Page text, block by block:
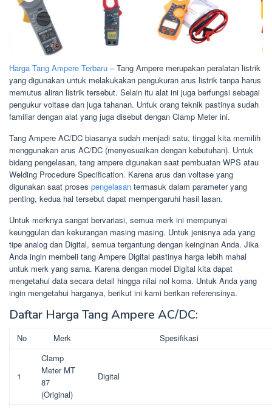
Harga Tang Ampere Terbaru – Tang Ampere merupakan peralatan listrik
yang digunakan untuk melakukakan pengukuran arus listrik tanpa harus
memutus aliran listrik tersebut. Selain itu alat ini juga berfungsi sebagai
pengukur voltase dan juga tahanan. Untuk orang teknik pastinya sudah
familiar dengan alat yang juga disebut dengan Clamp Meter ini.
Tang Ampere AC/DC biasanya sudah menjadi satu, tinggal kita memilih
menggunakan arus AC/DC (menyesuaikan dengan kebutuhan). Untuk
bidang pengelasan, tang ampere digunakan saat pembuatan WPS atau
Welding Procedure Specification. Karena arus dan voltase yang
digunakan saat proses pengelasan termasuk dalam parameter yang
penting, kedua hal tersebut dapat mempengaruhi hasil lasan.
Untuk merknya sangat bervariasi, semua merk ini mempunyai
keunggulan dan kekurangan masing masing. Untuk jenisnya ada yang
tipe analog dan Digital, semua tergantung dengan keinginan Anda. Jika
Anda ingin membeli tang Ampere Digital pastinya harga lebih mahal
untuk merk yang sama. Karena dengan model Digital kita dapat
mengetahui data secara detail hingga nilai nol koma. Untuk Anda yang
ingin mengetahui harganya, berikut ini kami berikan referensinya.
Daftar Harga Tang Ampere AC/DC:
No Merk Spesifikasi
1
Clamp
Meter MT
87
(Original)
Digital